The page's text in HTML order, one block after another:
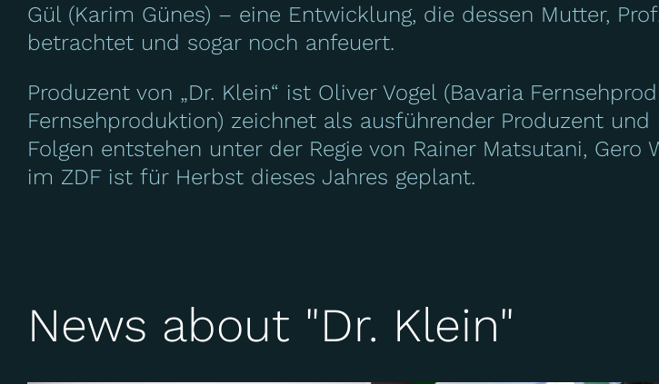
Gül (Karim Günes) – eine Entwicklung, die dessen Mutter,
betrachtet und sogar noch anfeuert.
Produzent von „Dr. Klein“ ist Oliver Vogel (Bavaria
Fernsehproduktion) zeichnet als ausführender Produzent
Folgen entstehen unter der Regie von Rainer Matsutani,
im ZDF ist für Herbst dieses Jahres geplant.
News about "Dr. Klein"